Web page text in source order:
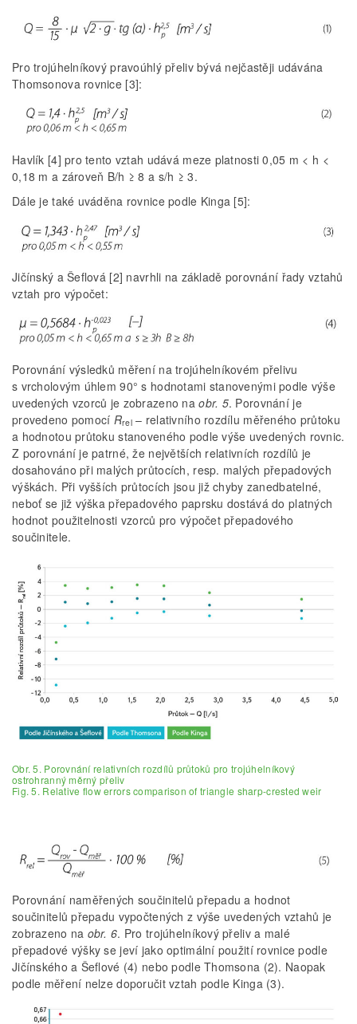
Pro trojúhelníkový pravoúhlý přeliv bývá nejčastěji udávána
Thomsonova rovnice [3]:
Havlík [4] pro tento vztah udává meze platnosti 0,05 m < h <
0,18 m a zároveň B/h ≥ 8 a s/h ≥ 3.
Dále je také uváděna rovnice podle Kinga [5]:
Jičínský a Šeflová [2] navrhli na základě porovnání řady vztahů
vztah pro výpočet:
Porovnání výsledků měření na trojúhelníkovém přelivu
s vrcholovým úhlem 90° s hodnotami stanovenými podle výše
uvedených vzorců je zobrazeno naobr. 5. Porovnání je
provedeno pomocí Rrel– relativního rozdílu měřeného průtoku
a hodnotou průtoku stanoveného podle výše uvedených rovnic.
Z porovnání je patrné, že největších relativních rozdílů je
dosahováno při malých průtocích, resp. malých přepadových
výškách. Při vyšších průtocích jsou již chyby zanedbatelné,
neboť se již výška přepadového paprsku dostává do platných
hodnot použitelnosti vzorců pro výpočet přepadového
součinitele.
Obr. 5. Porovnání relativních rozdílů průtoků pro trojúhelníkový
ostrohranný měrný přeliv
Fig. 5. Relative flow errors comparison of triangle sharp-crested weir
Porovnání naměřených součinitelů přepadu a hodnot
součinitelů přepadu vypočtených z výše uvedených vztahů je
zobrazeno na obr. 6. Pro trojúhelníkový přeliv a malé
přepadové výšky se jeví jako optimální použití rovnice podle
Jičínského a Šeflové (4) nebo podle Thomsona (2). Naopak
podle měření nelze doporučit vztah podle Kinga (3).